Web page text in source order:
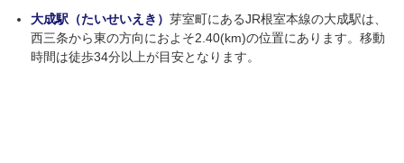
大成駅（たいせいえき） 芽室町にあるJR根室本線の大成駅は、
西三条から東の方向におよそ2.40(km)の位置にあります。移動
時間は徒歩34分以上が目安となります。